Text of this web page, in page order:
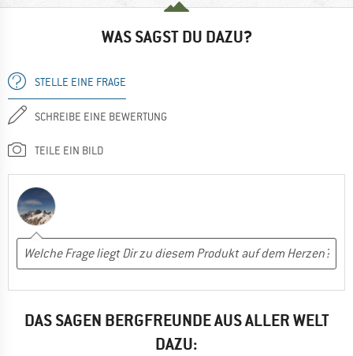
WAS SAGST DU DAZU?
STELLE EINE FRAGE
SCHREIBE EINE BEWERTUNG
TEILE EIN BILD
DAS SAGEN BERGFREUNDE AUS ALLER WELT
DAZU: